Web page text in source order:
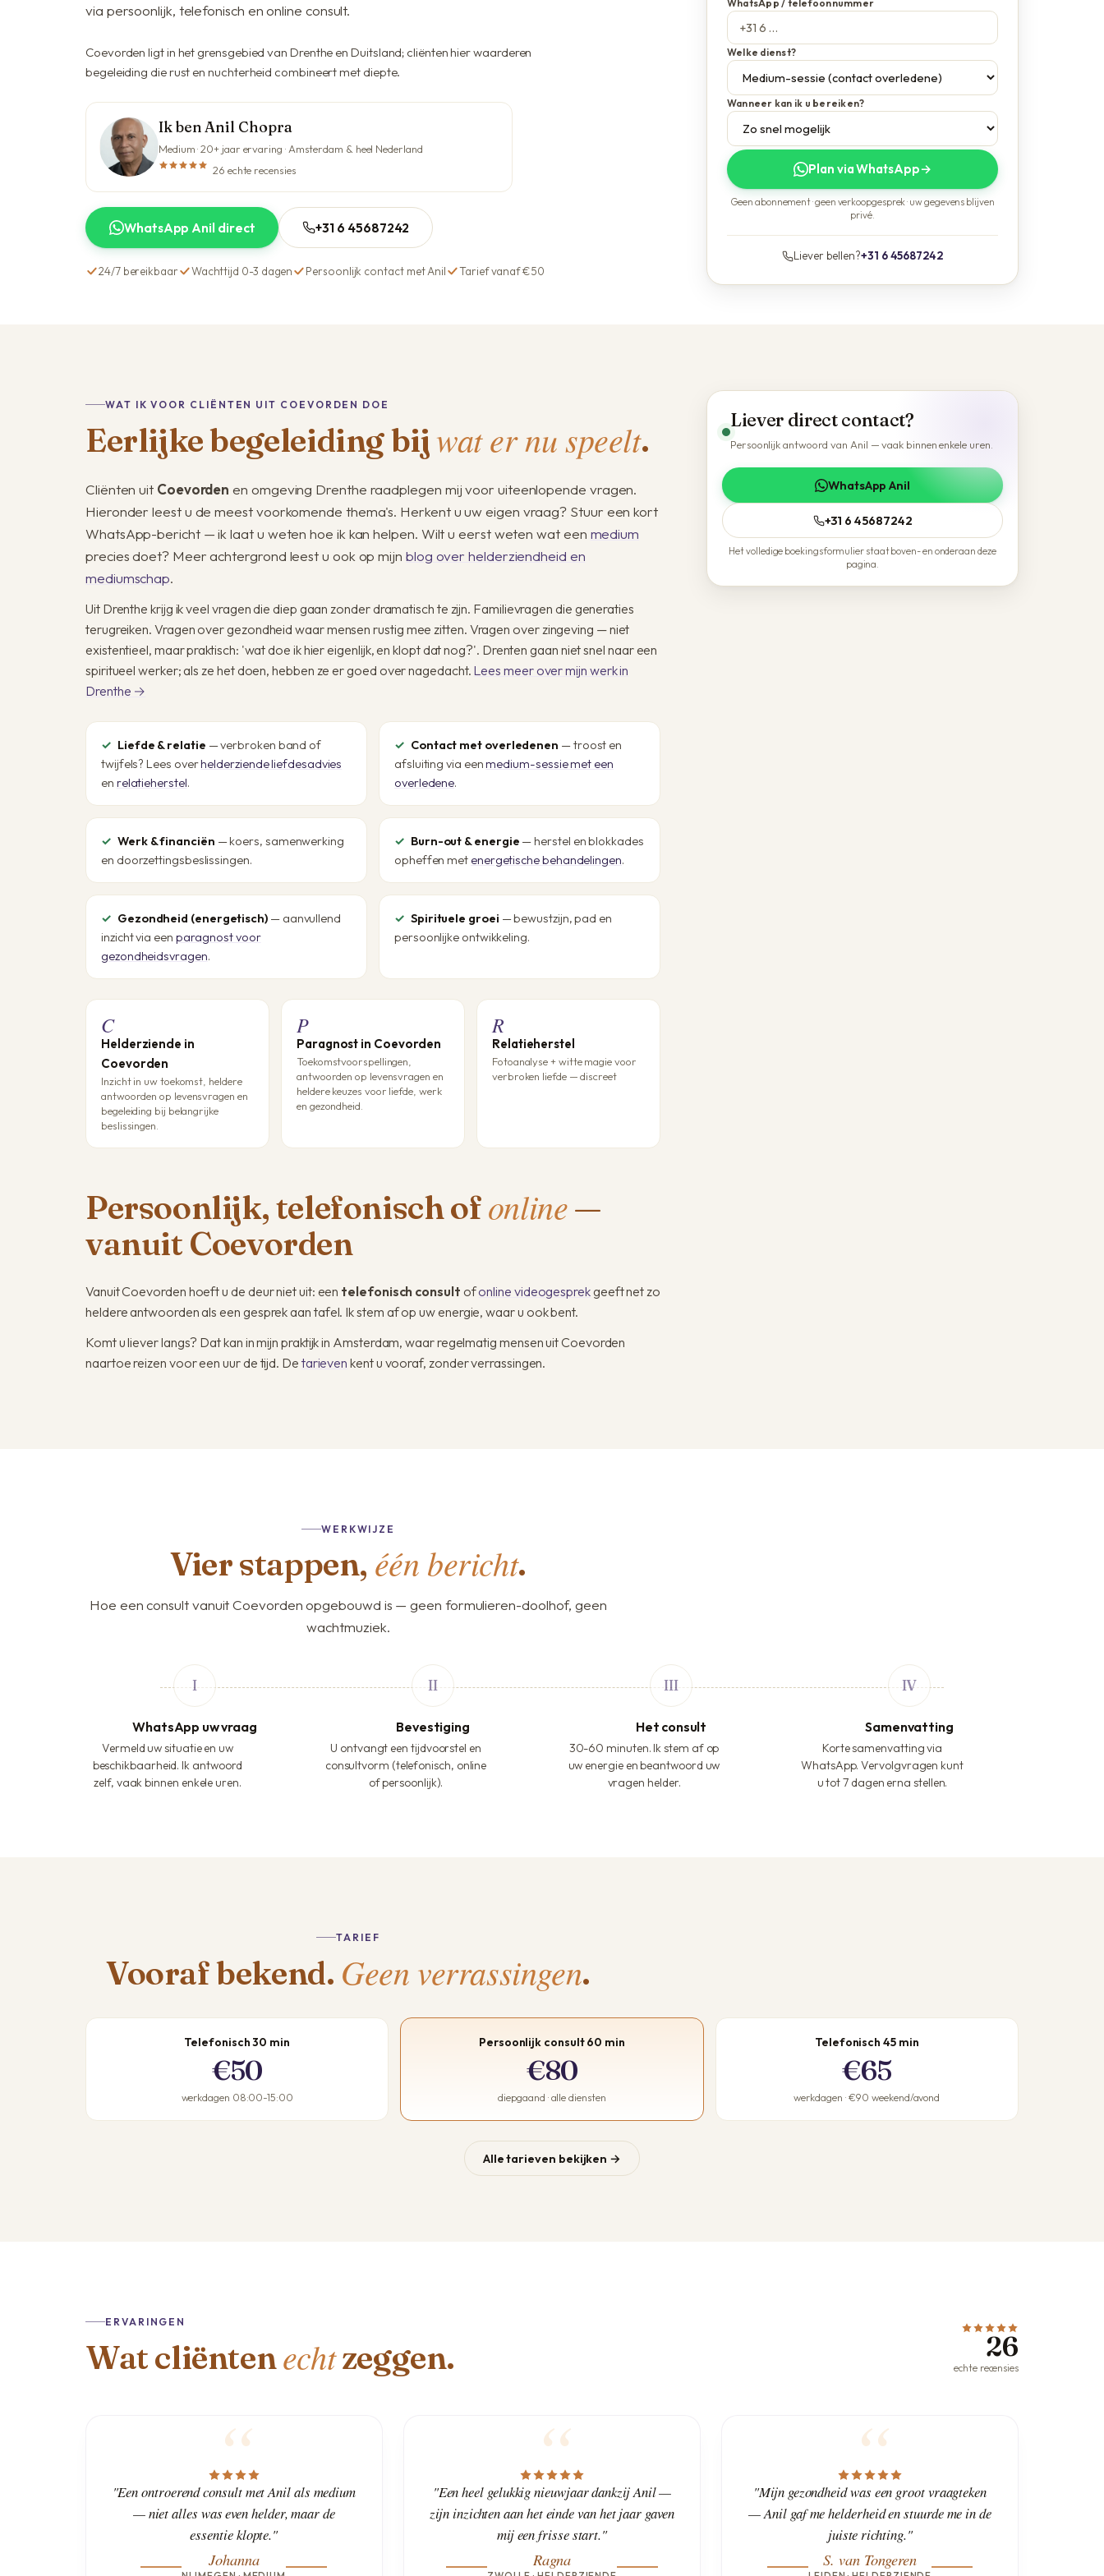
via persoonlijk, telefonisch en online consult.
Coevorden ligt in het grensgebied van Drenthe en Duitsland; cliënten hier waarderen
begeleiding die rust en nuchterheid combineert met diepte.
Ik ben Anil Chopra
Medium · 20+ jaar ervaring · Amsterdam & heel Nederland
26 echte recensies
WhatsApp Anil direct +31 6 45687242
24/7 bereikbaar Wachttijd 0-3 dagen Persoonlijk contact met Anil Tarief vanaf €50
WhatsApp / telefoonnummer
Welke dienst?
Wanneer kan ik u bereiken?
Plan via WhatsApp→
Geen abonnement · geen verkoopgesprek · uw gegevens blijven
privé.
Liever bellen?+31 6 45687242
WAT IK VOOR CLIËNTEN UIT COEVORDEN DOE
Eerlijke begeleiding bijwat er nu speelt.
Cliënten uit Coevorden en omgeving Drenthe raadplegen mij voor uiteenlopende vragen.
Hieronder leest u de meest voorkomende thema's. Herkent u uw eigen vraag? Stuur een kort
WhatsApp-bericht — ik laat u weten hoe ik kan helpen. Wilt u eerst weten wat een medium
precies doet? Meer achtergrond leest u ook op mijn blog over helderziendheid en
mediumschap.
Uit Drenthe krijg ik veel vragen die diep gaan zonder dramatisch te zijn. Familievragen die generaties
terugreiken. Vragen over gezondheid waar mensen rustig mee zitten. Vragen over zingeving — niet
existentieel, maar praktisch: 'wat doe ik hier eigenlijk, en klopt dat nog?'. Drenten gaan niet snel naar een
spiritueel werker; als ze het doen, hebben ze er goed over nagedacht. Lees meer over mijn werk in
Drenthe →
Liefde & relatie — verbroken band of
twijfels? Lees overhelderziende liefdesadvies
en relatieherstel.
Contact met overledenen — troost en
afsluiting via eenmedium-sessie met een
overledene.
Werk & financiën — koers, samenwerking
en doorzettingsbeslissingen.
Burn-out & energie — herstel en blokkades
opheffen met energetische behandelingen.
Gezondheid (energetisch) — aanvullend
inzicht via een paragnost voor
gezondheidsvragen.
Spirituele groei — bewustzijn, pad en
persoonlijke ontwikkeling.
C
Helderziende in
Coevorden
Inzicht in uw toekomst, heldere
antwoorden op levensvragen en
begeleiding bij belangrijke
beslissingen.
P
Paragnost in Coevorden
Toekomstvoorspellingen,
antwoorden op levensvragen en
heldere keuzes voor liefde, werk
en gezondheid.
R
Relatieherstel
Fotoanalyse + witte magie voor
verbroken liefde — discreet
Persoonlijk, telefonisch ofonline—
vanuit Coevorden
Vanuit Coevorden hoeft u de deur niet uit: een telefonisch consult ofonline videogesprekgeeft net zo
heldere antwoorden als een gesprek aan tafel. Ik stem af op uw energie, waar u ook bent.
Komt u liever langs? Dat kan in mijn praktijk in Amsterdam, waar regelmatig mensen uit Coevorden
naartoe reizen voor een uur de tijd. De tarieven kent u vooraf, zonder verrassingen.
Liever direct contact?
Persoonlijk antwoord van Anil — vaak binnen enkele uren.
WhatsApp Anil
+31 6 45687242
Het volledige boekingsformulier staat boven- en onderaan deze
pagina.
WERKWIJZE
Vier stappen, één bericht.
Hoe een consult vanuit Coevorden opgebouwd is — geen formulieren-doolhof, geen
wachtmuziek.
WhatsApp uw vraag
Vermeld uw situatie en uw
beschikbaarheid. Ik antwoord
zelf, vaak binnen enkele uren.
Bevestiging
U ontvangt een tijdvoorstel en
consultvorm (telefonisch, online
of persoonlijk).
Het consult
30-60 minuten. Ik stem af op
uw energie en beantwoord uw
vragen helder.
Samenvatting
Korte samenvatting via
WhatsApp. Vervolgvragen kunt
u tot 7 dagen erna stellen.
TARIEF
Vooraf bekend. Geen verrassingen.
Telefonisch 30 min
€50
werkdagen 08:00-15:00
Persoonlijk consult 60 min
€80
diepgaand · alle diensten
Telefonisch 45 min
€65
werkdagen · €90 weekend/avond
Alle tarieven bekijken →
ERVARINGEN
Wat cliëntenechtzeggen. 26
echte recensies
"Een ontroerend consult met Anil als medium
— niet alles was even helder, maar de
essentie klopte."
Johanna
"Een heel gelukkig nieuwjaar dankzij Anil —
zijn inzichten aan het einde van het jaar gaven
mij een frisse start."
Ragna
"Mijn gezondheid was een groot vraagteken
— Anil gaf me helderheid en stuurde me in de
juiste richting."
S. van Tongeren